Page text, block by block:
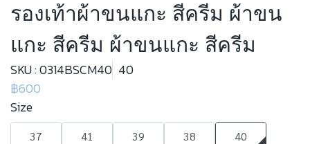
รองเท้าผ้าขนแกะ สีครีม ผ้าขน
แกะ สีครีม ผ้าขนแกะ สีครีม
SKU : 0314BSCM40 40
฿600
Size
37 41 39 38 40